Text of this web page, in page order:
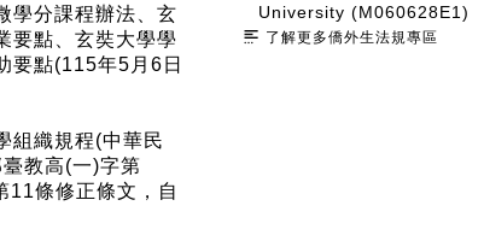
學分課程辦法、玄
要點、玄奘大學學
要點(115年5月6日
組織規程(中華民
教高(一)字第
11條修正條文，自
University (M060628E1)
了解更多僑外生法規專區